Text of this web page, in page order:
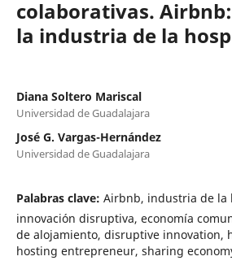
colaborativas.
la industria de la
Diana Soltero Mariscal
Universidad de Guadalajara
José G. Vargas-Hernández
Universidad de Guadalajara
Palabras clave: Airbnb, industria de la
innovación disruptiva, economía
de alojamiento, disruptive innovation,
hosting entrepreneur, sharing